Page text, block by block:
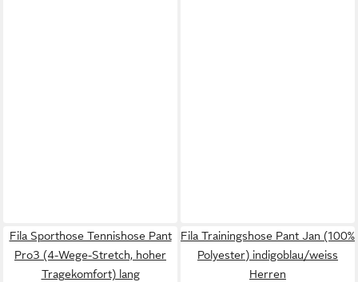
Fila Sporthose Tennishose Pant
Pro3 (4-Wege-Stretch, hoher
Tragekomfort) lang
Fila Trainingshose Pant Jan (100%
Polyester) indigoblau/weiss
Herren